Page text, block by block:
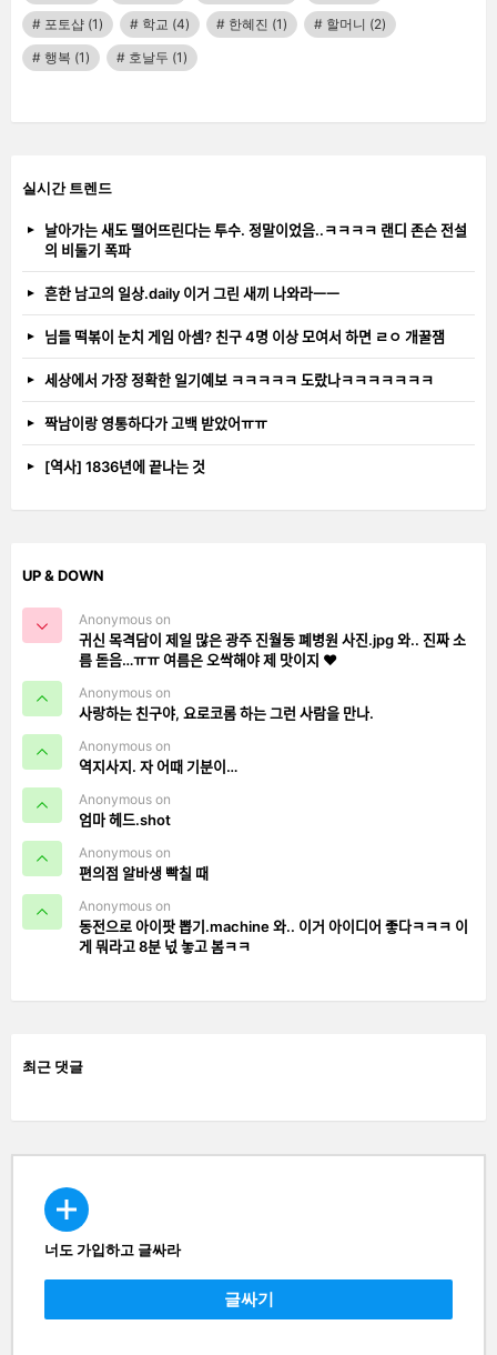
포토샵 (1) 학교 (4) 한혜진 (1) 할머니 (2)
행복 (1) 호날두 (1)
실시간 트렌드
날아가는 새도 떨어뜨린다는 투수. 정말이었음..ㅋㅋㅋㅋ 랜디 존슨 전설
의 비둘기 폭파
흔한 남고의 일상.daily 이거 그린 새끼 나와라ㅡㅡ
님들 떡볶이 눈치 게임 아셈? 친구 4명 이상 모여서 하면 ㄹㅇ 개꿀잼
세상에서 가장 정확한 일기예보 ㅋㅋㅋㅋㅋ 도랐나ㅋㅋㅋㅋㅋㅋㅋ
짝남이랑 영통하다가 고백 받았어ㅠㅠ
[역사] 1836년에 끝나는 것
UP & DOWN
Anonymous on
귀신 목격담이 제일 많은 광주 진월동 폐병원 사진.jpg 와.. 진짜 소
름 돋음…ㅠㅠ 여름은 오싹해야 제 맛이지 ❤️
Anonymous on
사랑하는 친구야, 요로코롬 하는 그런 사람을 만나.
Anonymous on
역지사지. 자 어때 기분이…
Anonymous on
엄마 헤드.shot
Anonymous on
편의점 알바생 빡칠 때
Anonymous on
동전으로 아이팟 뽑기.machine 와.. 이거 아이디어 좋다ㅋㅋㅋ 이
게 뭐라고 8분 넋 놓고 봄ㅋㅋ
최근 댓글
CREATE
너도 가입하고 글싸라
글싸기